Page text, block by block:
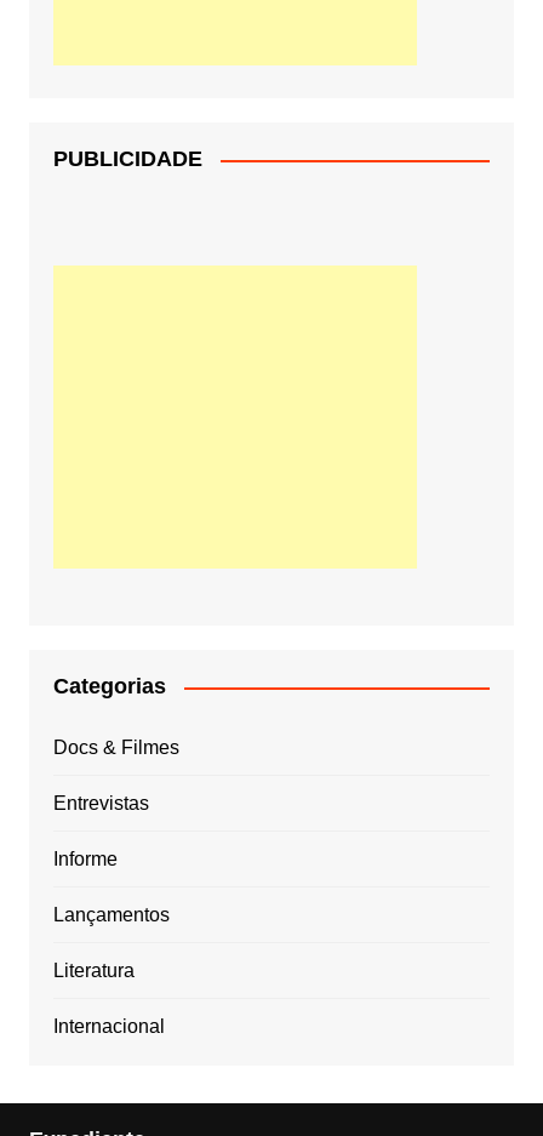
PUBLICIDADE
Categorias
Docs & Filmes
Entrevistas
Informe
Lançamentos
Literatura
Internacional